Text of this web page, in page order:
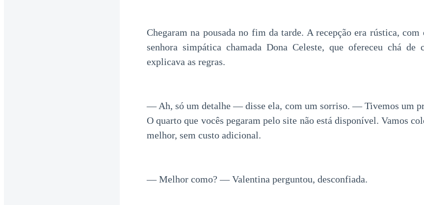
Chegaram na pousada no fim da tarde. A recepção era rústica,
senhora simpática chamada Dona Celeste, que ofereceu chá de
explicava as regras.
— Ah, só um detalhe — disse ela, com um sorriso. — Tivemos um
O quarto que vocês pegaram pelo site não está disponível. Vamos
melhor, sem custo adicional.
— Melhor como? — Valentina perguntou, desconfiada.